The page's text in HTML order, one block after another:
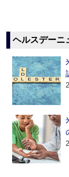
ヘルスデーニ